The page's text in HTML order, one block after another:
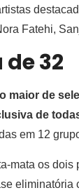
Fatehi,
32
maior de
de
em 12
os
eliminatória